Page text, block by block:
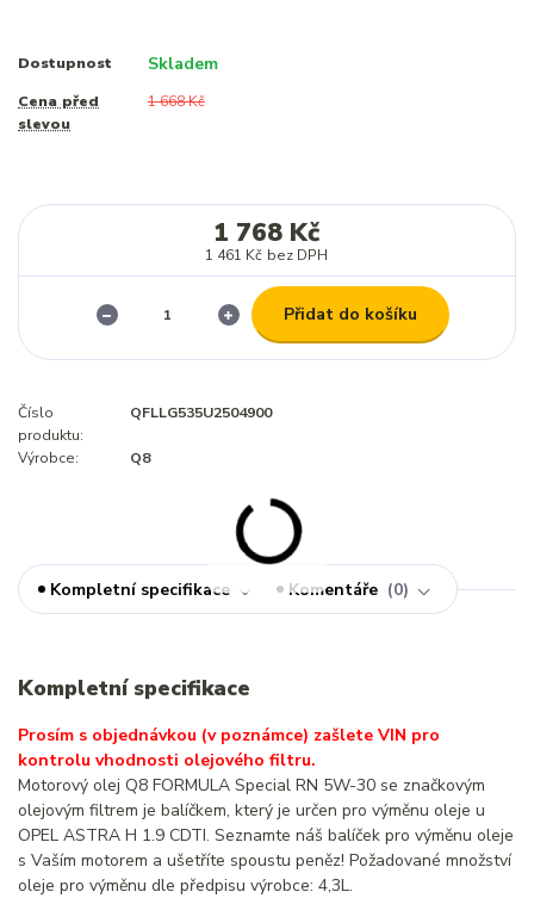
Dostupnost Skladem
Cena před
slevou
1 668 Kč
1 768 Kč
1 461 Kč bez DPH
Přidat do košíku
Číslo
produktu:
QFLLG535U2504900
Výrobce: Q8
Kompletní specifikace Komentáře 0
Kompletní specifikace
Prosím s objednávkou (v poznámce) zašlete VIN pro
kontrolu vhodnosti olejového filtru.
Motorový olej Q8 FORMULA Special RN 5W-30 se značkovým
olejovým filtrem je balíčkem, který je určen pro výměnu oleje u
OPEL ASTRA H 1.9 CDTI. Seznamte náš balíček pro výměnu oleje
s Vaším motorem a ušetříte spoustu peněz! Požadované množství
oleje pro výměnu dle předpisu výrobce: 4,3L.